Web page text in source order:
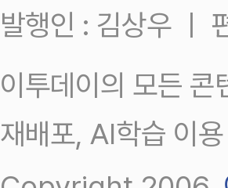
발행인 : 김상우 ㅣ
이투데이의 모든
재배포, AI학습 이